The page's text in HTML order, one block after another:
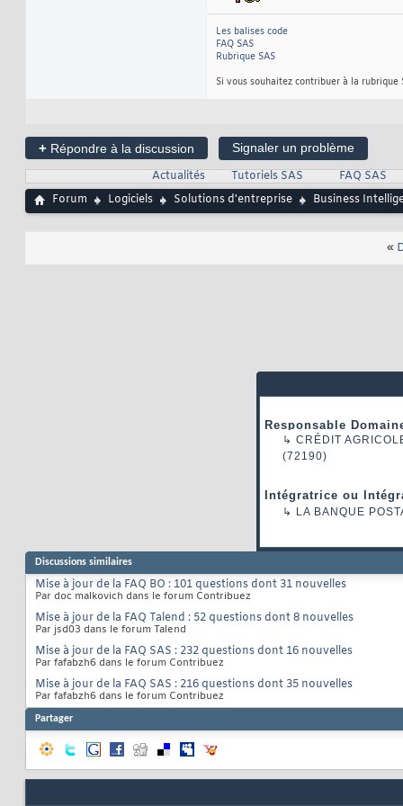
Les balises code
FAQ SAS
Rubrique SAS
Si vous souhaitez contribuer à la
+ Répondre à la discussion
Signaler un problème
Actualités
Tutoriels SAS
FAQ SAS
Forum
Logiciels Solutions d'entreprise Business
«
Responsable
↳ CRÉDIT
(72190)
Intégratrice ou
↳ LA BANQUE
Discussions similaires
Mise à jour de la FAQ BO : 101 questions dont 31 nouvelles
Par doc malkovich dans le forum Contribuez
Mise à jour de la FAQ Talend : 52 questions dont 8 nouvelles
Par jsd03 dans le forum Talend
Mise à jour de la FAQ SAS : 232 questions dont 16 nouvelles
Par fafabzh6 dans le forum Contribuez
Mise à jour de la FAQ SAS : 216 questions dont 35 nouvelles
Par fafabzh6 dans le forum Contribuez
Partager